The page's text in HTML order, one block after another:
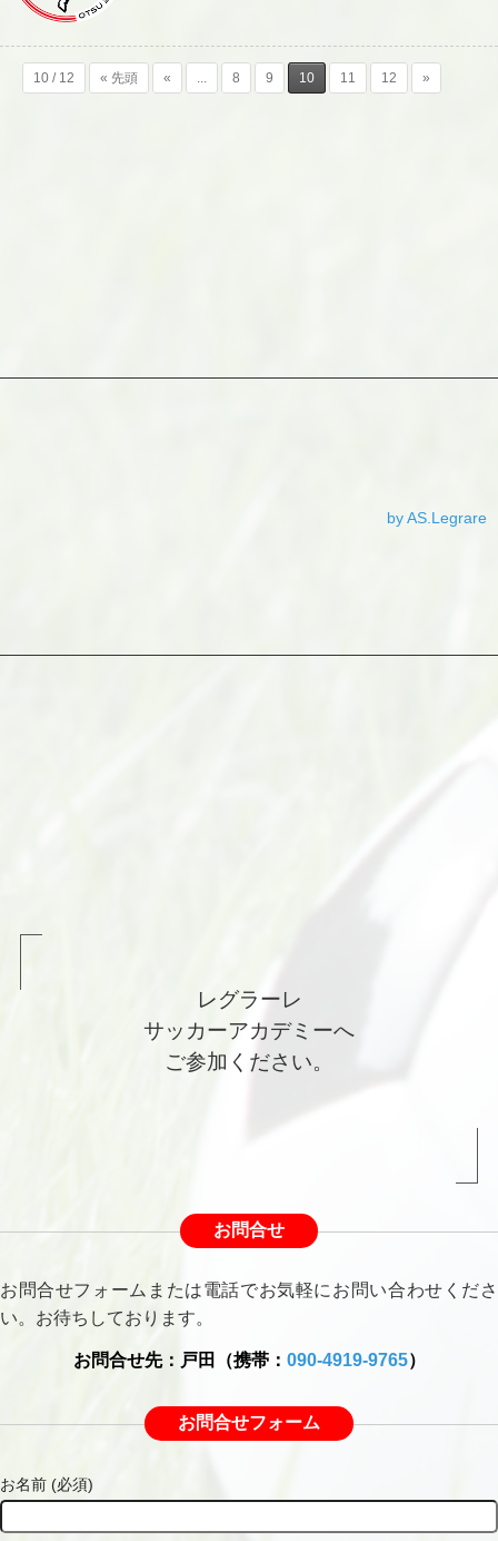
10 / 12 « 先頭 « ... 8 9 10 11 12 »
by AS.Legrare
レグラーレ
サッカーアカデミーへ
ご参加ください。
お問合せ
お問合せフォームまたは電話でお気軽にお問い合わせくださ
い。お待ちしております。
お問合せ先：戸田（携帯： 090-4919-9765）
お問合せフォーム
お名前 (必須)